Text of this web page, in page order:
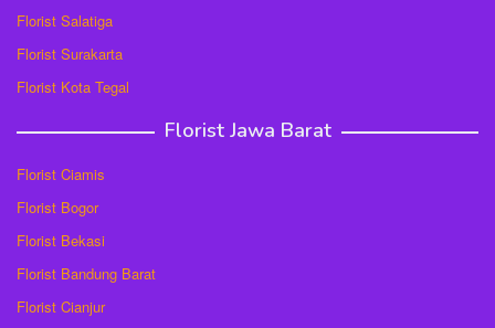
Florist Salatiga
Florist Surakarta
Florist Kota Tegal
Florist Jawa Barat
Florist Ciamis
Florist Bogor
Florist Bekasi
Florist Bandung Barat
Florist Cianjur